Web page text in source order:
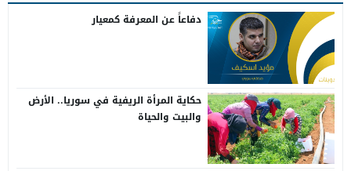
دفاعاً عن المعرفة كمعيار
حكاية المرأة الريفية في سوريا.. الأرض
والبيت والحياة